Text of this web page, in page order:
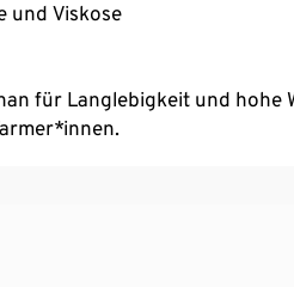
und Viskose
für Langlebigkeit und hohe